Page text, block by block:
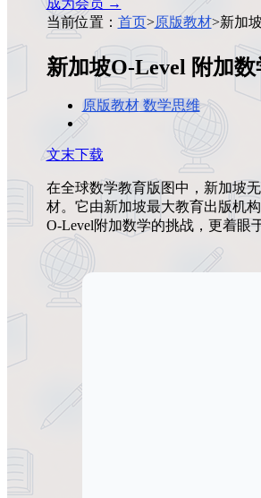
成为会员 →
当前位置： 首页>原版教材>新加
新加坡O-Level 附加
原版教材数学思维
文末下载
在全球数学教育版图中，新加坡
材。它由新加坡最大教育出版机
O-Level附加数学的挑战，更着眼